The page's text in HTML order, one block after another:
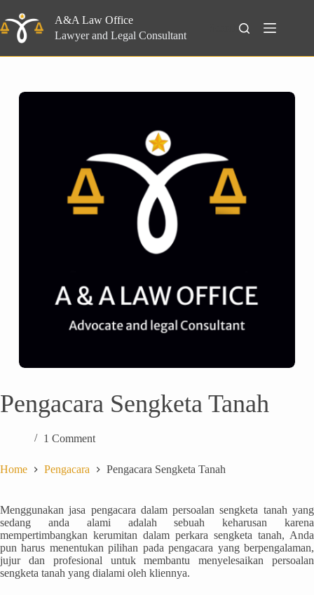
to
content
A&A Law Office
Lawyer and Legal Consultant
Search
Pengacara Sengketa Tanah
1 Comment
Home Pengacara Pengacara Sengketa Tanah
Menggunakan jasa pengacara dalam persoalan sengketa tanah yang
sedang anda alami adalah sebuah keharusan karena
mempertimbangkan kerumitan dalam perkara sengketa tanah, Anda
pun harus menentukan pilihan pada pengacara yang berpengalaman,
jujur dan profesional untuk membantu menyelesaikan persoalan
sengketa tanah yang dialami oleh kliennya.